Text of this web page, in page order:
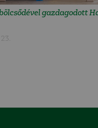
gazdagodott